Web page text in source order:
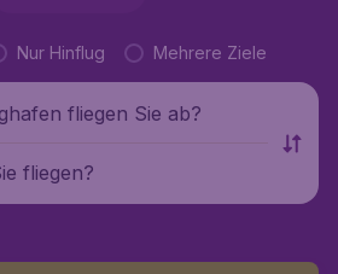
Nur Hinflug Mehrere Ziele
fliegen Sie ab?
fliegen?